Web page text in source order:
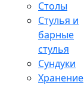
Столы
Стулья и
барные
стулья
Сундуки
Хранение